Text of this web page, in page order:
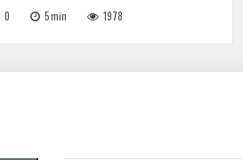
0 5min 1978